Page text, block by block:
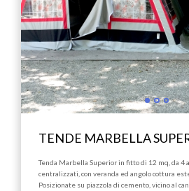
TENDE MARBELLA
Tenda Marbella Superior in fitto di 12 mq, da 4
centralizzati, con veranda ed angolo cottura
Posizionate su piazzola di cemento, vicino al